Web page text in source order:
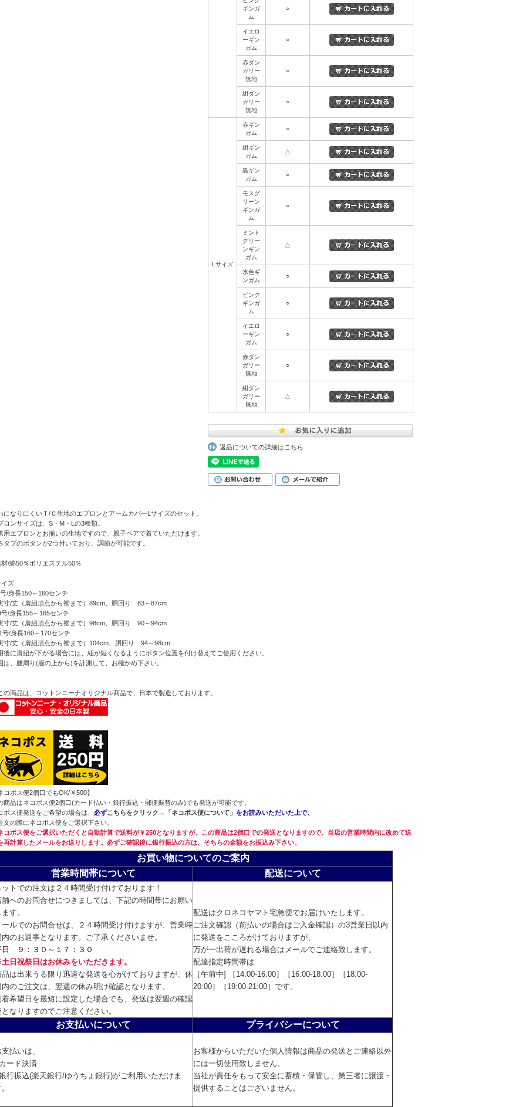
ギンガ
ム
○
イエロ
ーギン
ガム
○
赤ダン
ガリー
無地
○
紺ダン
ガリー
無地
○
Lサイズ
赤ギン
ガム
○
紺ギン
ガム
△
黒ギン
ガム
○
モスグ
リーン
ギンガ
ム
○
ミント
グリー
ンギン
ガム
△
水色ギ
ンガム
○
ピンク
ギンガ
ム
○
イエロ
ーギン
ガム
○
赤ダン
ガリー
無地
○
紺ダン
ガリー
無地
△
返品についての詳細はこちら
になりにくいＴ/Ｃ生地のエプロンとアームカバーLサイズのセット。
ロンサイズは、S・M・Lの3種類。
用エプロンとお揃いの生地ですので、親子ペアで着ていただけます。
タブのボタンが2つ付いており、調節が可能です。
/綿50％ポリエステル50％
ズ
/身長150～160センチ
/丈（肩紐頂点から裾まで）89cm、胴回り 83～87cm
号/身長155～165センチ
/丈（肩紐頂点から裾まで）98cm、胴回り 90～94cm
号/身長160～170センチ
/丈（肩紐頂点から裾まで）104cm、胴回り 94～98cm
後に肩紐が下がる場合には、紐が短くなるようにボタン位置を付け替えてご使用ください。
は、腰周り(服の上から)を計測して、お確かめ下さい。
の商品は、コットンニーナオリジナル商品で、日本で製造しております。
コポス便2個口でもOK/￥500】
商品はネコポス便2個口(カード払い・銀行振込・郵便振替のみ)でも発送が可能です。
ポス便発送をご希望の場合は、 必ずこちらをクリック→「ネコポス便について」 をお読みいただいた上で、
文の際にネコポス便をご選択下さい。
コポス便をご選択いただくと自動計算で送料が￥250となりますが、この商品は2個口での発送となりますので、当店の営業時間内に改めて送
再計算したメールをお送りします。必ずご確認後に銀行振込の方は、そちらの金額をお振込み下さい。
お買い物についてのご案内
営業時間帯について
配送について
ットでの注文は２４時間受け付けております！
舗へのお問合せにつきましては、下記の時間帯にお願い
ます。
ールでのお問合せは、２４時間受け付けますが、営業時
内のお返事となります。ご了承くださいませ。
日 ９：３０～１７：３０
日祝祭日はお休みをいただきます。
品は出来うる限り迅速な発送を心がけておりますが、休
内のご注文は、翌週の休み明け確認となります。
着希望日を最短に設定した場合でも、発送は翌週の確認
となりますのでご注意ください。
配送はクロネコヤマト宅急便でお届けいたします。
ご注文確認（前払いの場合はご入金確認）の3営業日以内
に発送をこころがけておりますが、
万が一出荷が遅れる場合はメールでご連絡致します。
配達指定時間帯は
［午前中] ［14:00-16:00］［16:00-18:00］［18:00-
20:00］［19:00-21:00］です。
お支払いについて プライバシーについて
支払いは、
ード決済
行振込(楽天銀行/ゆうちょ銀行)がご利用いただけま
お客様からいただいた個人情報は商品の発送とご連絡以外
には一切使用致しません。
当社が責任をもって安全に蓄積・保管し、第三者に譲渡・
提供することはございません。